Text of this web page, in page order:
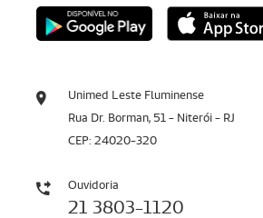
Unimed Leste Fluminense
Rua Dr. Borman, 51 - Niterói - RJ
CEP: 24020-320
Ouvidoria
21 3803-1120